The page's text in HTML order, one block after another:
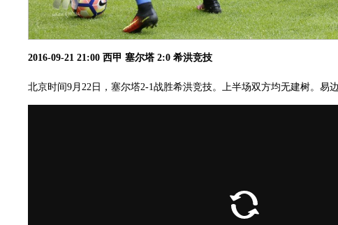
2016-09-21 21:00 西甲 塞尔塔 2:0 希洪竞技
北京时间9月22日，塞尔塔2-1战胜希洪竞技。上半场双方均无建树。易